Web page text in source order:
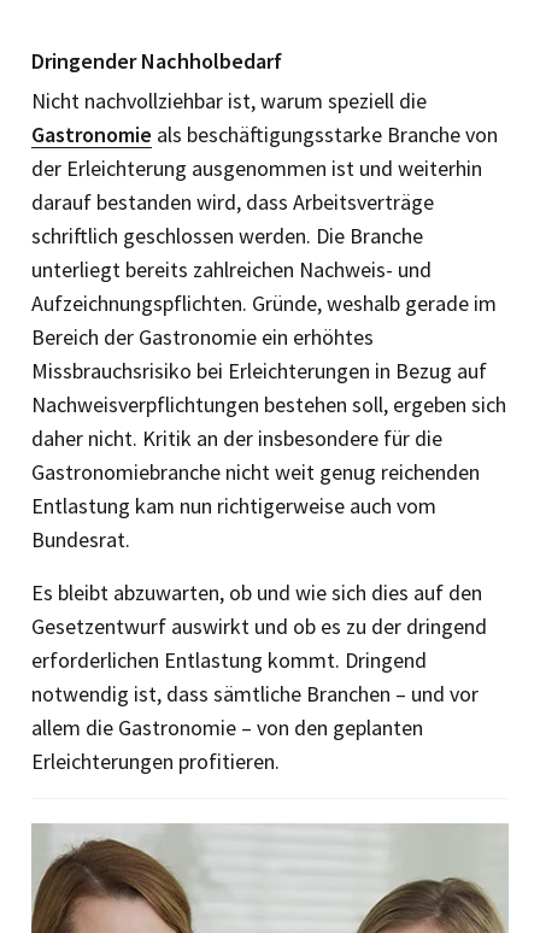
Dringender Nachholbedarf
Nicht nachvollziehbar ist, warum speziell die
Gastronomie als beschäftigungsstarke Branche von
der Erleichterung ausgenommen ist und weiterhin
darauf bestanden wird, dass Arbeitsverträge
schriftlich geschlossen werden. Die Branche
unterliegt bereits zahlreichen Nachweis- und
Aufzeichnungspflichten. Gründe, weshalb gerade im
Bereich der Gastronomie ein erhöhtes
Missbrauchsrisiko bei Erleichterungen in Bezug auf
Nachweisverpflichtungen bestehen soll, ergeben sich
daher nicht. Kritik an der insbesondere für die
Gastronomiebranche nicht weit genug reichenden
Entlastung kam nun richtigerweise auch vom
Bundesrat.
Es bleibt abzuwarten, ob und wie sich dies auf den
Gesetzentwurf auswirkt und ob es zu der dringend
erforderlichen Entlastung kommt. Dringend
notwendig ist, dass sämtliche Branchen – und vor
allem die Gastronomie – von den geplanten
Erleichterungen profitieren.